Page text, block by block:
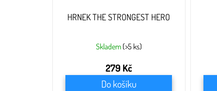
HRNEK THE STRONGEST HERO
Skladem (>5 ks)
279 Kč
Do košíku